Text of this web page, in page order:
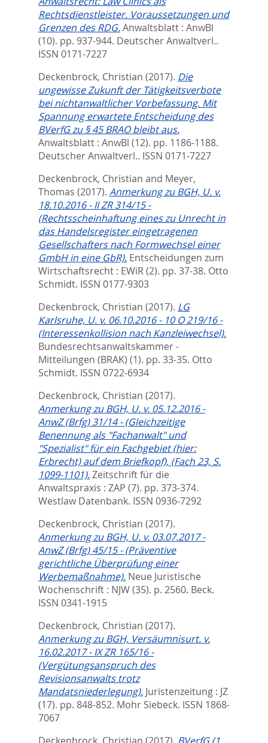
Rechtsdienstleister. Voraussetzungen und
Grenzen des RDG.Anwaltsblatt : AnwBl
(10). pp. 937-944. Deutscher Anwaltverl..
ISSN 0171-7227
Deckenbrock, Christian (2017). Die
ungewisse Zukunft der Tätigkeitsverbote
bei nichtanwaltlicher Vorbefassung. Mit
Spannung erwartete Entscheidung des
BVerfG zu § 45 BRAO bleibt aus.
Anwaltsblatt : AnwBl (12). pp. 1186-1188.
Deutscher Anwaltverl.. ISSN 0171-7227
Deckenbrock, Christian and Meyer,
Thomas (2017). Anmerkung zu BGH, U. v.
18.10.2016 - II ZR 314/15 -
(Rechtsscheinhaftung eines zu Unrecht in
das Handelsregister eingetragenen
Gesellschafters nach Formwechsel einer
GmbH in eine GbR). Entscheidungen zum
Wirtschaftsrecht : EWiR (2). pp. 37-38. Otto
Schmidt. ISSN 0177-9303
Deckenbrock, Christian (2017). LG
Karlsruhe, U. v. 06.10.2016 - 10 O 219/16 -
(Interessenkollision nach Kanzleiwechsel).
Bundesrechtsanwaltskammer -
Mitteilungen (BRAK) (1). pp. 33-35. Otto
Schmidt. ISSN 0722-6934
Deckenbrock, Christian (2017).
Anmerkung zu BGH, U. v. 05.12.2016 -
AnwZ (Brfg) 31/14 - (Gleichzeitige
Benennung als "Fachanwalt" und
"Spezialist" für ein Fachgebiet (hier:
Erbrecht) auf dem Briefkopf), (Fach 23, S.
1099-1101).Zeitschrift für die
Anwaltspraxis : ZAP (7). pp. 373-374.
Westlaw Datenbank. ISSN 0936-7292
Deckenbrock, Christian (2017).
Anmerkung zu BGH, U. v. 03.07.2017 -
AnwZ (Brfg) 45/15 - (Präventive
gerichtliche Überprüfung einer
Werbemaßnahme). Neue Juristische
Wochenschrift : NJW (35). p. 2560. Beck.
ISSN 0341-1915
Deckenbrock, Christian (2017).
Anmerkung zu BGH, Versäumnisurt. v.
16.02.2017 - IX ZR 165/16 -
(Vergütungsanspruch des
Revisionsanwalts trotz
Mandatsniederlegung). Juristenzeitung : JZ
(17). pp. 848-852. Mohr Siebeck. ISSN 1868-
7067